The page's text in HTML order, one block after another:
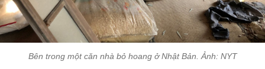
Bên trong một căn nhà bỏ hoang ở Nhật Bản. Ảnh: NYT